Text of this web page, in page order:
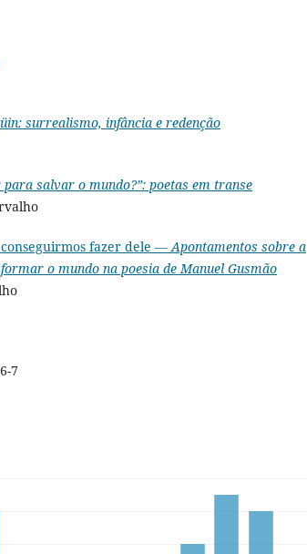
surrealismo, infância e redenção
para salvar o mundo?”: poetas em transe
fazer dele — Apontamentos sobre a
o mundo na poesia de Manuel Gusmão
7